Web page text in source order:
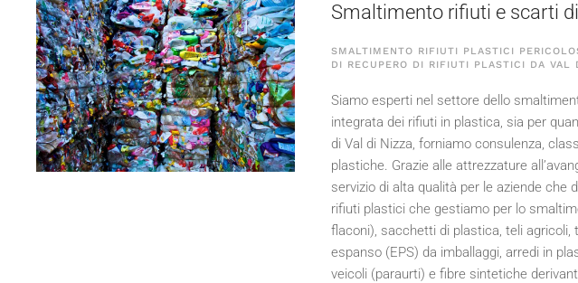
Smaltimento rifiuti e scarti
SMALTIMENTO RIFIUTI PLASTICI
DI RECUPERO DI RIFIUTI PLASTICI DA VAL
Siamo esperti nel settore dello
integrata dei rifiuti in plastica, sia per
di Val di Nizza, forniamo consulenza,
plastiche. Grazie alle attrezzature
servizio di alta qualità per le aziende che
rifiuti plastici che gestiamo per lo
flaconi), sacchetti di plastica, teli
espanso (EPS) da imballaggi, arredi in
veicoli (paraurti) e fibre sintetiche